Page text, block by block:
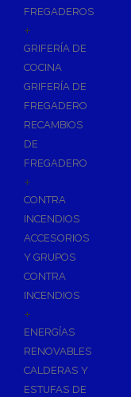
FREGADEROS
+
GRIFERÍA DE
COCINA
GRIFERÍA DE
FREGADERO
RECAMBIOS
DE
FREGADERO
+
CONTRA
INCENDIOS
ACCESORIOS
Y GRUPOS
CONTRA
INCENDIOS
+
ENERGÍAS
RENOVABLES
CALDERAS Y
ESTUFAS DE